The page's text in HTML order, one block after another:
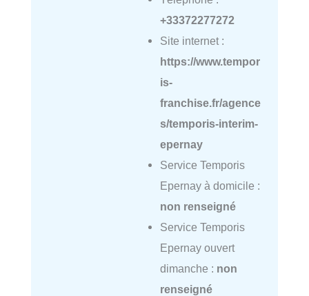
+33372277272
Site internet :
https://www.tempor
is-
franchise.fr/agence
s/temporis-interim-
epernay
Service Temporis
Epernay à domicile :
non renseigné
Service Temporis
Epernay ouvert
dimanche : non
renseigné